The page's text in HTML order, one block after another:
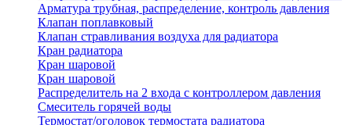
Арматура трубная, распределение, контроль давления
Клапан поплавковый
Клапан стравливания воздуха для радиатора
Кран радиатора
Кран шаровой
Кран шаровой
Распределитель на 2 входа с контроллером давления
Смеситель горячей воды
Термостат/оголовок термостата радиатора